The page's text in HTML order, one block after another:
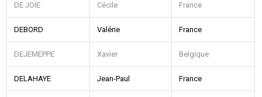
DE JOIE Cécile France
DEBORD Valérie France
DEJEMEPPE Xavier Belgique
DELAHAYE Jean-Paul France